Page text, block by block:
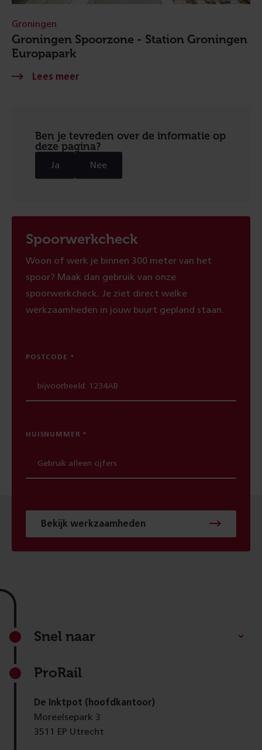
Groningen Spoorzone - Station Groningen
Europapark
Groningen
Ben je tevreden over de informatie op
deze pagina?
Ja Nee
Spoorwerkcheck
Woon of werk je binnen 300 meter van het
spoor? Maak dan gebruik van onze
spoorwerkcheck. Je ziet direct welke
werkzaamheden in jouw buurt gepland staan.
POSTCODE
HUISNUMMER
Bekijk werkzaamheden
Footer
Snel naar
ProRail
De Inktpot (hoofdkantoor)
Moreelsepark 3
3511 EP Utrecht